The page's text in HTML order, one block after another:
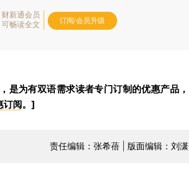
财新通会员
可畅读全文
订阅/会员升级
是为有双语需求读者专门订制的优惠产品，
订阅。]
责任编辑：张希蓓 | 版面编辑：刘潇